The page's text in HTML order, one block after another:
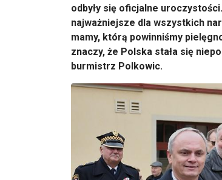
odbyły się oficjalne
najważniejsze dla wszystkich
mamy, którą powinniśmy
znaczy, że Polska stała się
burmistrz Polkowic.